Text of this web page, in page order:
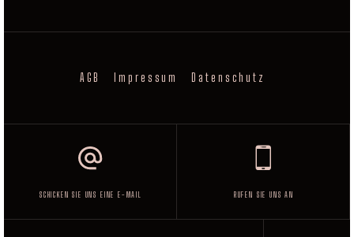
AGB Impressum Datenschutz
SCHICKEN SIE UNS EINE E-MAIL RUFEN SIE UNS AN